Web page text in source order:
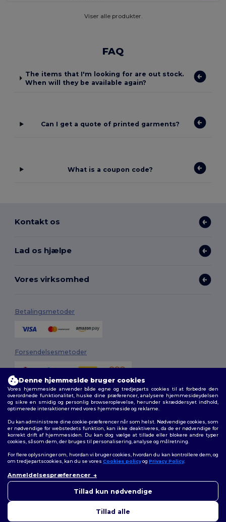
Viser alle produkter.
FAQ
The items that I'm looking for are out stock.
When will they be available again?
Can I get a quote of printed garments?
What is a coupon code?
Kontakt os
Lad os hjælpe
Vores virksomhed
Betalingsmetoder
Forsendelsesmetoder
2026. Alle rettigheder forbeholdes
Vilkår og Betingelser|Tilpasset politik
cookies|Sitemap
Følg os
Denne hjemmeside bruger cookies
Vores hjemmeside anvender både egne og tredjeparts cookies til at forbedre den
overordnede funktionalitet, huske dine præferencer, analysere hjemmesideydelsen
og sikre en smidig og personlig browseroplevelse, herunder skræddersyet indhold,
optimerede interaktioner med vores hjemmeside og reklame.
Du kan administrere dine cookie-præferencer når som helst. Nødvendige cookies, som
er nødvendige for webstedets funktion, kan ikke deaktiveres, da de er nødvendige for
korrekt drift af hjemmesiden. Du kan dog vælge at tillade eller blokere andre typer
cookies, såsom dem, der bruges til personalisering, analyse og målretning.
For flere oplysninger om, hvordan vi bruger cookies, hvordan du kan kontrollere dem, og
om tredjepartscookies, kan du se vores Cookies policyog Privacy Policy.
Anmeldelsespræferencer
Tillad kun nødvendige
Tillad alle